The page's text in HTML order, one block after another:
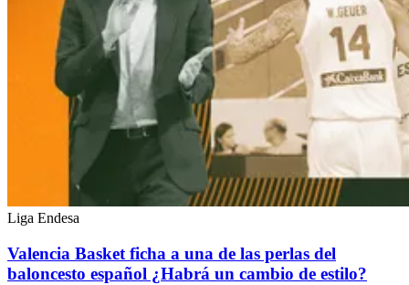
Liga Endesa
Valencia Basket ficha a una de las perlas del
baloncesto español ¿Habrá un cambio de estilo?